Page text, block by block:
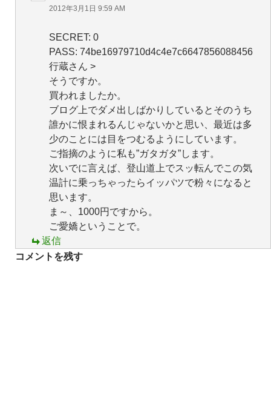
2012年3月1日 9:59 AM
SECRET: 0
PASS: 74be16979710d4c4e7c6647856088456
行蔵さん >
そうですか。
買われましたか。
ブログ上でダメ出しばかりしているとそのうち
誰かに恨まれるんじゃないかと思い、最近は多
少のことには目をつむるようにしています。
ご指摘のように私も”ガタガタ”します。
次いでに言えば、登山道上でスッ転んでこの気
温計に乗っちゃったらイッパツで粉々になると
思います。
ま～、1000円ですから。
ご愛嬌ということで。
返信
コメントを残す